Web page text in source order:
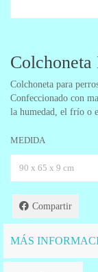
Colchoneta
Colchoneta para
Confeccionado con
la humedad, el frío o
MEDIDA
Compartir
MÁS